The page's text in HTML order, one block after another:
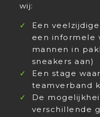
wij:
Een
een informele
mannen in
sneakers aan)
Een stage
teamverband
De
verschillende